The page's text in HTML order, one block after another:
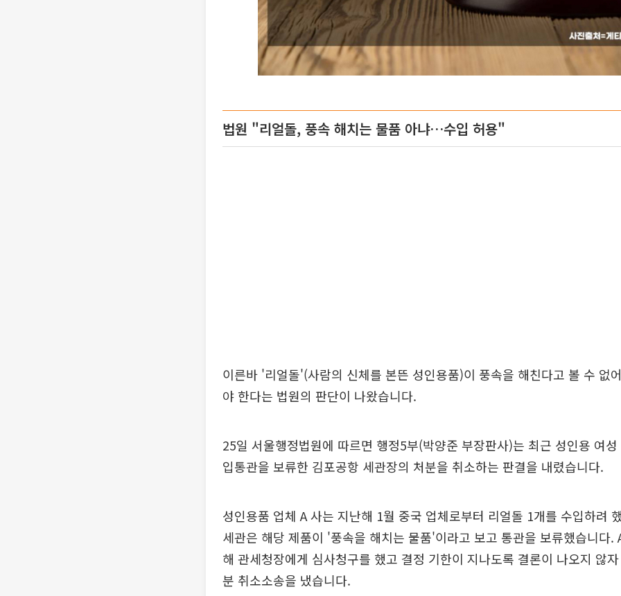
법원 "리얼돌, 풍속 해치는 물품 아냐…수입 허용"
이른바 '리얼돌'(사람의 신체를 본뜬 성인용품)이 풍속을 해친다고 볼 수 없
야 한다는 법원의 판단이 나왔습니다.
25일 서울행정법원에 따르면 행정5부(박양준 부장판사)는 최근 성인용 여
입통관을 보류한 김포공항 세관장의 처분을 취소하는 판결을 내렸습니다.
성인용품 업체 A 사는 지난해 1월 중국 업체로부터 리얼돌 1개를 수입하려
세관은 해당 제품이 '풍속을 해치는 물품'이라고 보고 통관을 보류했습니다.
해 관세청장에게 심사청구를 했고 결정 기한이 지나도록 결론이 나오지 않
분 취소소송을 냈습니다.